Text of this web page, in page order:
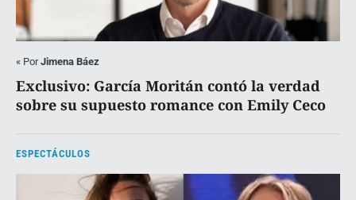
« PorJimena Báez
Exclusivo: García Moritán contó la verdad
sobre su supuesto romance con Emily Ceco
ESPECTÁCULOS